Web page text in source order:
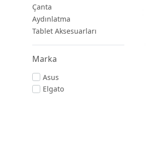
Çanta
Aydınlatma
Tablet Aksesuarları
Marka
Asus
Elgato